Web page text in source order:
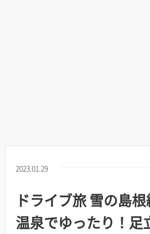
2023.01.29
ドライブ旅 雪の島
温泉でゆったり！足